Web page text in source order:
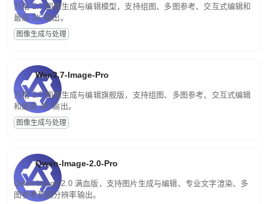
万相 2.7 图像生成与编辑模型，支持组图、多图参考、交互式编辑和
最高 2K 输出。
图像生成与处理
Wan2.7-Image-Pro
万相 2.7 图像生成与编辑旗舰版，支持组图、多图参考、交互式编辑
和最高 4K 输出。
图像生成与处理
Qwen-Image-2.0-Pro
Qwen-Image-2.0 满血版，支持图片生成与编辑、专业文字渲染、多
图参考和高分辨率输出。